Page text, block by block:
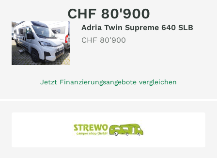
CHF 80'900
Adria Twin Supreme 640 SLB
CHF 80'900
Jetzt Finanzierungsangebote vergleichen